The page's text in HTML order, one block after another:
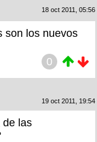
18 oct 2011, 05:56
son los nuevos
0
19 oct 2011, 19:54
de las